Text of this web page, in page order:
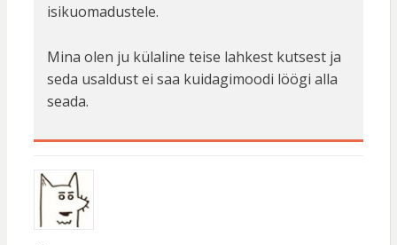
isikuomadustele.
Mina olen ju külaline teise lahkest kutsest ja
seda usaldust ei saa kuidagimoodi löögi alla
seada.